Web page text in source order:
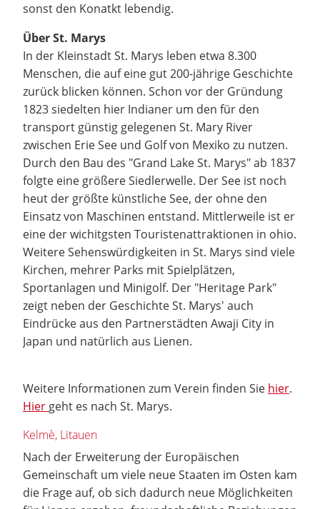
sonst den Konatkt lebendig.
Über St. Marys
In der Kleinstadt St. Marys leben etwa 8.300
Menschen, die auf eine gut 200-jährige Geschichte
zurück blicken können. Schon vor der Gründung
1823 siedelten hier Indianer um den für den
transport günstig gelegenen St. Mary River
zwischen Erie See und Golf von Mexiko zu nutzen.
Durch den Bau des "Grand Lake St. Marys" ab 1837
folgte eine größere Siedlerwelle. Der See ist noch
heut der größte künstliche See, der ohne den
Einsatz von Maschinen entstand. Mittlerweile ist er
eine der wichitgsten Touristenattraktionen in ohio.
Weitere Sehenswürdigkeiten in St. Marys sind viele
Kirchen, mehrer Parks mit Spielplätzen,
Sportanlagen und Minigolf. Der "Heritage Park"
zeigt neben der Geschichte St. Marys' auch
Eindrücke aus den Partnerstädten Awaji City in
Japan und natürlich aus Lienen.
Weitere Informationen zum Verein finden Sie hier.
Hier geht es nach St. Marys.
Kelmè, Litauen
Nach der Erweiterung der Europäischen
Gemeinschaft um viele neue Staaten im Osten kam
die Frage auf, ob sich dadurch neue Möglichkeiten